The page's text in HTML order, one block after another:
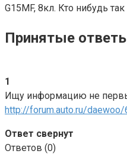
G15MF, 8кл. Кто нибудь
Принятые
1
Ищу информацию не
http://forum.auto.ru/daewoo/
Ответ свернут
Ответов (0)